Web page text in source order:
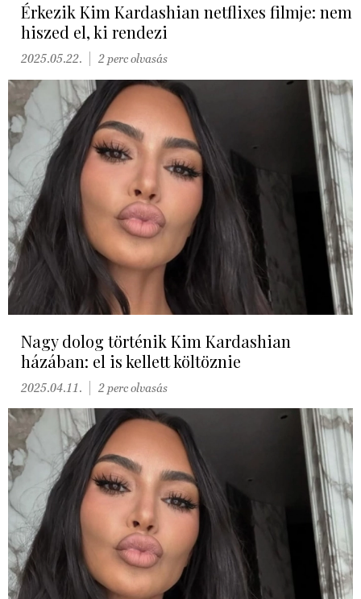
Érkezik Kim Kardashian netflixes filmje: nem
hiszed el, ki rendezi
2025.05.22. 2 perc olvasás
Nagy dolog történik Kim Kardashian
házában: el is kellett költöznie
2025.04.11. 2 perc olvasás